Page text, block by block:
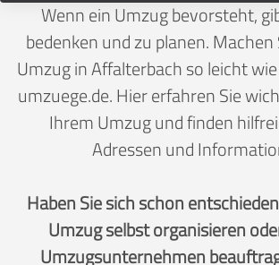
Wenn ein Umzug bevorsteht,
bedenken und zu planen. Machen
Umzug in Affalterbach so leicht
umzuege.de. Hier erfahren Sie
Ihrem Umzug und finden
Adressen und
Haben Sie sich schon
Umzug selbst organisieren
Umzugsunternehmen